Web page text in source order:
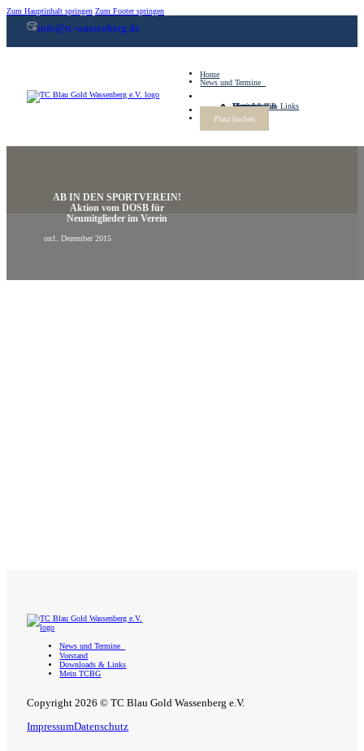
Zum Hauptinhalt springen Zum Footer springen
info@tc-wassenberg.de
Home
News und Termine
Jugend
Vorstand
Vereinsprofil
Mannschaften
Historie
Downloads & Links
Platz buchen
AB IN DEN SPORTVEREIN!
Aktion vom DOSB für
Neumitglieder im Verein
on1. Dezember 2015
News und Termine
Vorstand
Downloads & Links
Mein TCBG
Copyright 2026 © TC Blau Gold Wassenberg e.V.
ImpressumDatenschutz